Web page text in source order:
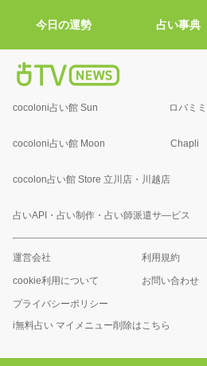
今日の運勢 占い事典
cocoloni占い館 Sun ロバミミ
cocoloni占い館 Moon Chapli
cocolon占い館 Store 立川店・川越店
占いAPI・占い制作・占い師派遣サ―ビス
運営会社 利用規約
cookie利用について お問い合わせ
プライバシーポリシー
i無料占い マイメニュー削除はこちら